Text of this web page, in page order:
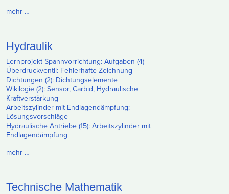
mehr …
Hydraulik
Lernprojekt Spannvorrichtung: Aufgaben (4)
Überdruckventil: Fehlerhafte Zeichnung
Dichtungen (2): Dichtungselemente
Wikilogie (2): Sensor, Carbid, Hydraulische
Kraftverstärkung
Arbeitszylinder mit Endlagendämpfung:
Lösungsvorschläge
Hydraulische Antriebe (15): Arbeitszylinder mit
Endlagendämpfung
mehr …
Technische Mathematik